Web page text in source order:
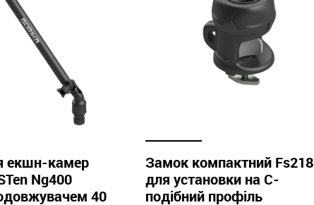
екшн-камер
Ng400
40
Замок компактний Fs218
для установки на С-
подібний профіль